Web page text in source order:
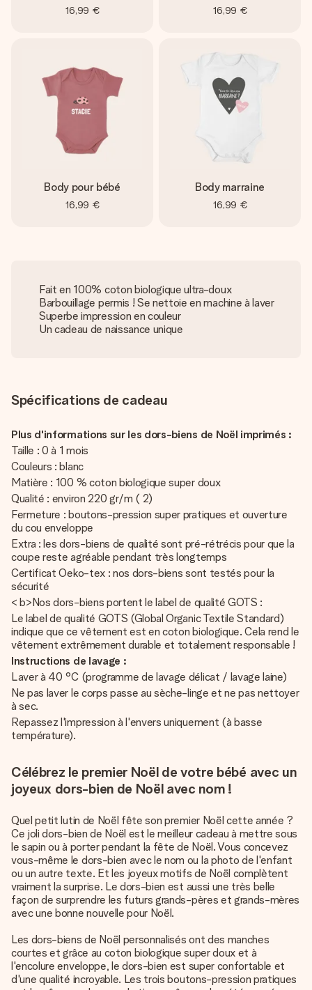
16,99 € 16,99 €
Body pour bébé
16,99 €
Body marraine
16,99 €
Fait en 100% coton biologique ultra-doux
Barbouillage permis ! Se nettoie en machine à laver
Superbe impression en couleur
Un cadeau de naissance unique
Spécifications de cadeau
Plus d'informations sur les dors-biens de Noël imprimés :
Taille : 0 à 1 mois
Couleurs : blanc
Matière : 100 % coton biologique super doux
Qualité : environ 220 gr/m ( 2)
Fermeture : boutons-pression super pratiques et ouverture
du cou enveloppe
Extra : les dors-biens de qualité sont pré-rétrécis pour que la
coupe reste agréable pendant très longtemps
Certificat Oeko-tex : nos dors-biens sont testés pour la
sécurité
< b>Nos dors-biens portent le label de qualité GOTS :
Le label de qualité GOTS (Global Organic Textile Standard)
indique que ce vêtement est en coton biologique. Cela rend le
vêtement extrêmement durable et totalement responsable !
Instructions de lavage :
Laver à 40 °C (programme de lavage délicat / lavage laine)
Ne pas laver le corps passe au sèche-linge et ne pas nettoyer
à sec.
Repassez l'impression à l'envers uniquement (à basse
température).
Célébrez le premier Noël de votre bébé avec un
joyeux dors-bien de Noël avec nom !
Quel petit lutin de Noël fête son premier Noël cette année ?
Ce joli dors-bien de Noël est le meilleur cadeau à mettre sous
le sapin ou à porter pendant la fête de Noël. Vous concevez
vous-même le dors-bien avec le nom ou la photo de l'enfant
ou un autre texte. Et les joyeux motifs de Noël complètent
vraiment la surprise. Le dors-bien est aussi une très belle
façon de surprendre les futurs grands-pères et grands-mères
avec une bonne nouvelle pour Noël.
Les dors-biens de Noël personnalisés ont des manches
courtes et grâce au coton biologique super doux et à
l'encolure enveloppe, le dors-bien est super confortable et
d'une qualité incroyable. Les trois boutons-pression pratiques